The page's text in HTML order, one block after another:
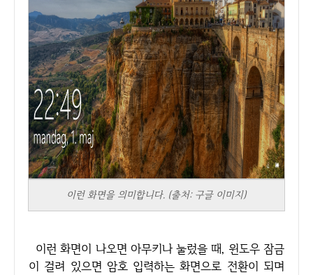
이런 화면을 의미합니다. (출처: 구글 이미지)
이런 화면이 나오면 아무키나 눌렀을 때, 윈도우 잠금
이 걸려 있으면 암호 입력하는 화면으로 전환이 되며